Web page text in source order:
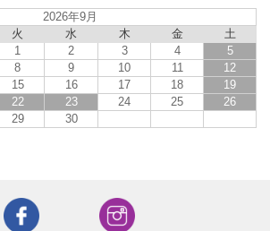
2026年9月
火 水 木 金
土
1
2 3 4
5
8 9 10 11
12
15 16 17 18
19
22 23 24 25
26
29 30